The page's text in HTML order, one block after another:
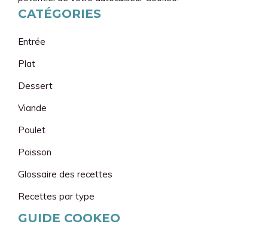
CATÉGORIES
Entrée
Plat
Dessert
Viande
Poulet
Poisson
Glossaire des recettes
Recettes par type
GUIDE COOKEO